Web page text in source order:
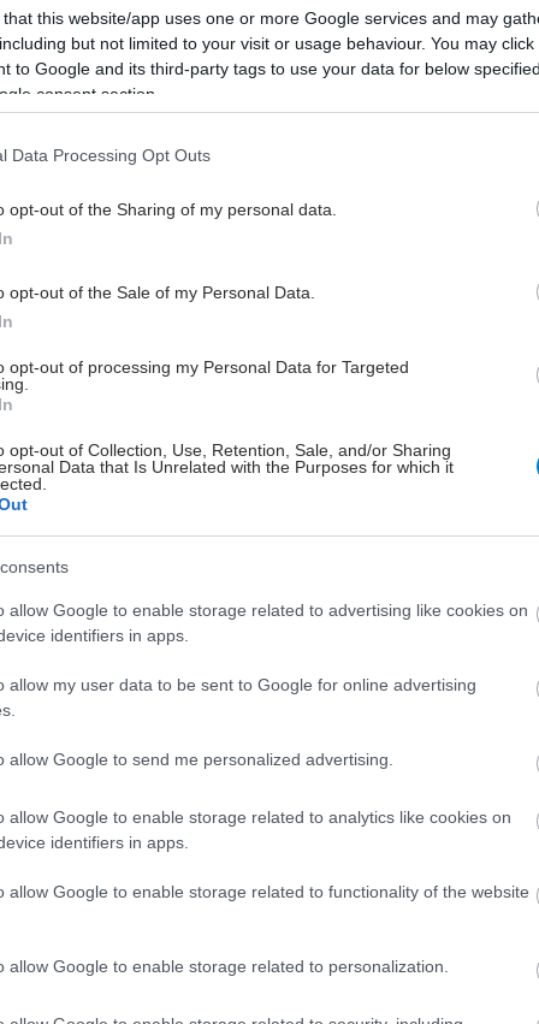
that this website/app uses one or more Google services and may
but not limited to your visit or usage behaviour. You may
to Google and its third-party tags to use your data for below
consent section.
Data Processing Opt Outs
opt-out of the Sharing of my personal data.
opt-out of the Sale of my Personal Data.
opt-out of processing my Personal Data for Targeted
opt-out of Collection, Use, Retention, Sale, and/or Sharing
Data that Is Unrelated with the Purposes for which it
allow Google to enable storage related to advertising like cookies on
identifiers in apps.
allow my user data to be sent to Google for online advertising
allow Google to send me personalized advertising.
allow Google to enable storage related to analytics like cookies on
identifiers in apps.
allow Google to enable storage related to functionality of the website
allow Google to enable storage related to personalization.
μείωση της αντοχής στην ινσουλίνη, αύξηση της
του μικροβιώματος και μείωση της φλεγμονής.
με πρόοδο νόσου παρατηρήθηκε
γεγονός που υποδηλώνει ότι οι διατροφικές
τη διατροφή υψηλή σε φυτικές ίνες με
του μικροβιώματος, μείωση της
παθολογικής ανάπτυξης πλασματοκυττάρων. Με
μελέτη με 150 ασθενείς.
από το Εθνικό Κέντρο Ιατρικής City of Hope
η διατροφή υψηλή σε φυτικές ίνες συσχετίστηκε
συνολική επιβίωση και μικρότερα ποσοστά νόσου
σε αλλογενή μεταμόσχευση. Αναλύοντας τις
ότι η υψηλή πρόσληψη φυτικών ινών στη διατροφή
ως μέθοδος μείωσης των ποσοστών
υγείας του μικροβιώματος του εντέρου. Σε
λειτουργία του ανοσοποιητικού και μείωσε τη
διατροφής, με έμφαση στις φυτικές ίνες ως
για τη μείωση της βαρύτητας του GVHD στους